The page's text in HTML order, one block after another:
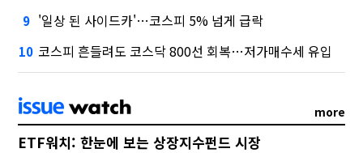
9 '일상 된 사이드카'…코스피 5% 넘게 급락
10 코스피 흔들려도 코스닥 800선 회복…저가매수세 유입
more
ETF워치: 한눈에 보는 상장지수펀드 시장